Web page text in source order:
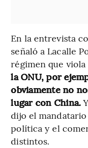
En la entrevista
señaló a Lacalle
régimen que viola
la ONU, por
obviamente no
lugar con China.
dijo el
política y el
distintos.